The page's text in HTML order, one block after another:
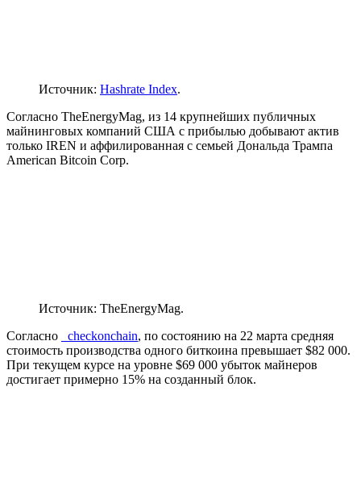
Источник: Hashrate Index.
Согласно TheEnergyMag, из 14 крупнейших публичных
майнинговых компаний США с прибылью добывают актив
только IREN и аффилированная с семьей Дональда Трампа
American Bitcoin Corp.
Источник: TheEnergyMag.
Согласно
_checkonchain, по состоянию на 22 марта средняя
стоимость производства одного биткоина превышает $82 000.
При текущем курсе на уровне $69 000 убыток майнеров
достигает примерно 15% на созданный блок.